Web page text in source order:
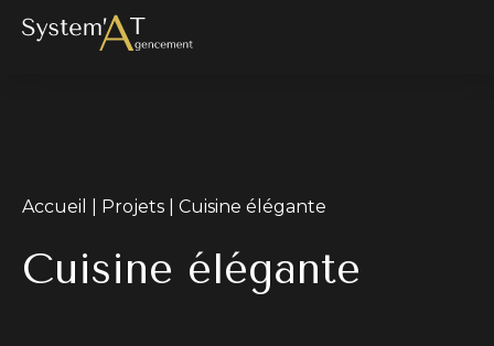
Accueil Projets Cuisine élégante
Cuisine élégante